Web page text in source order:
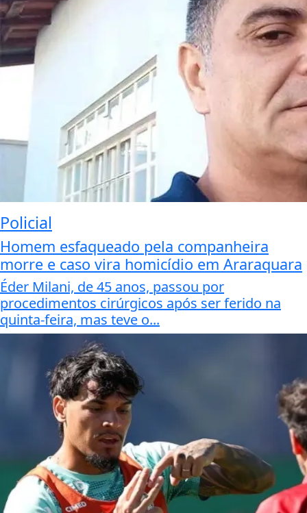
Policial
Homem esfaqueado pela companheira
morre e caso vira homicídio em Araraquara
Éder Milani, de 45 anos, passou por
procedimentos cirúrgicos após ser ferido na
quinta-feira, mas teve o...